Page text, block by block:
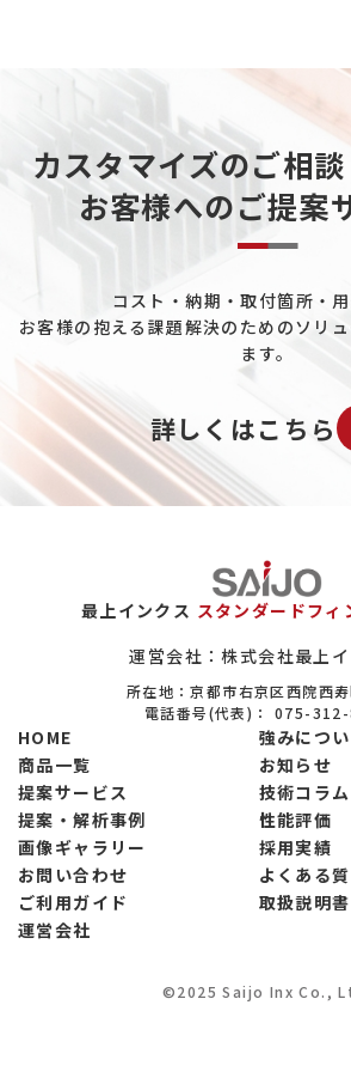
重工業分野について
データセンターについて
ペルチェ素子について
工場ユーティリティ配管について
既設プラントの配管冷却について
バイオマス市場について
ガスについて
保全（メンテナンス）市場について
ヒートシンクについて
設備系商社について
大学・公的研究機関の実験設備に
省エネ関連市場について
製菓市場について
製粉市場について
調味料市場について
冷凍食品市場について
カスタマイズのご相
お客様へのご提案
コスト・納期・取付箇所・用
お客様の抱える課題解決のためのソリ
ます。
詳しくはこちら
最上インクス スタンダードフィ
運営会社：株式会社最上
所在地：京都市右京区西院西
電話番号(代表)：075-312-
HOME
強みにつ
商品一覧
お知らせ
提案サービス
技術コラム
提案・解析事例
性能評価
画像ギャラリー
採用実績
お問い合わせ
よくある
ご利用ガイド
取扱説明書
運営会社
©2025 Saijo Inx Co.,